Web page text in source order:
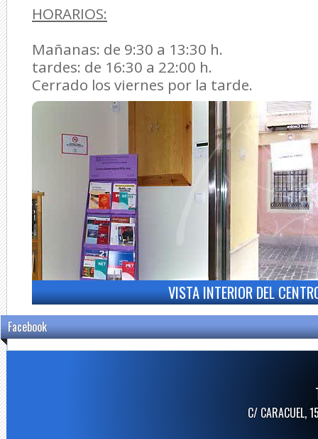
HORARIOS:
Mañanas: de 9:30 a 13:30 h.
tardes: de 16:30 a 22:00 h.
Cerrado los viernes por la tarde.
VISTA INTERIOR DEL
Facebook
C/ CARACUEL,